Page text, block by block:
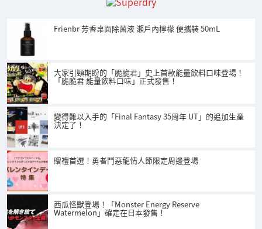
Frienbr 芳香桌面除菌液 瀨戶內檸檬 便攜裝 50mL
大家引頸期盼的「脆脆君」史上首款能量飲料口味登場！
「脆脆君 能量飲料口味」正式發售！
變得難以入手的「Final Fantasy 35周年 UT」的追加生產
決定了！
贈禮首選！勇者鬥惡龍情人節限定周邊登場
西瓜怪獸登場！「Monster Energy Reserve
Watermelon」確定在日本發售！